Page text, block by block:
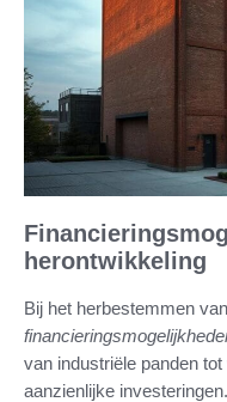
herontwikkeling
Bij het herbestemmen
van industriële panden
aanzienlijke